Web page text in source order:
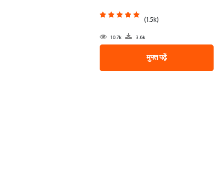
(1.5k)
10.7k 3.6k
मुफ्त पढ़ें